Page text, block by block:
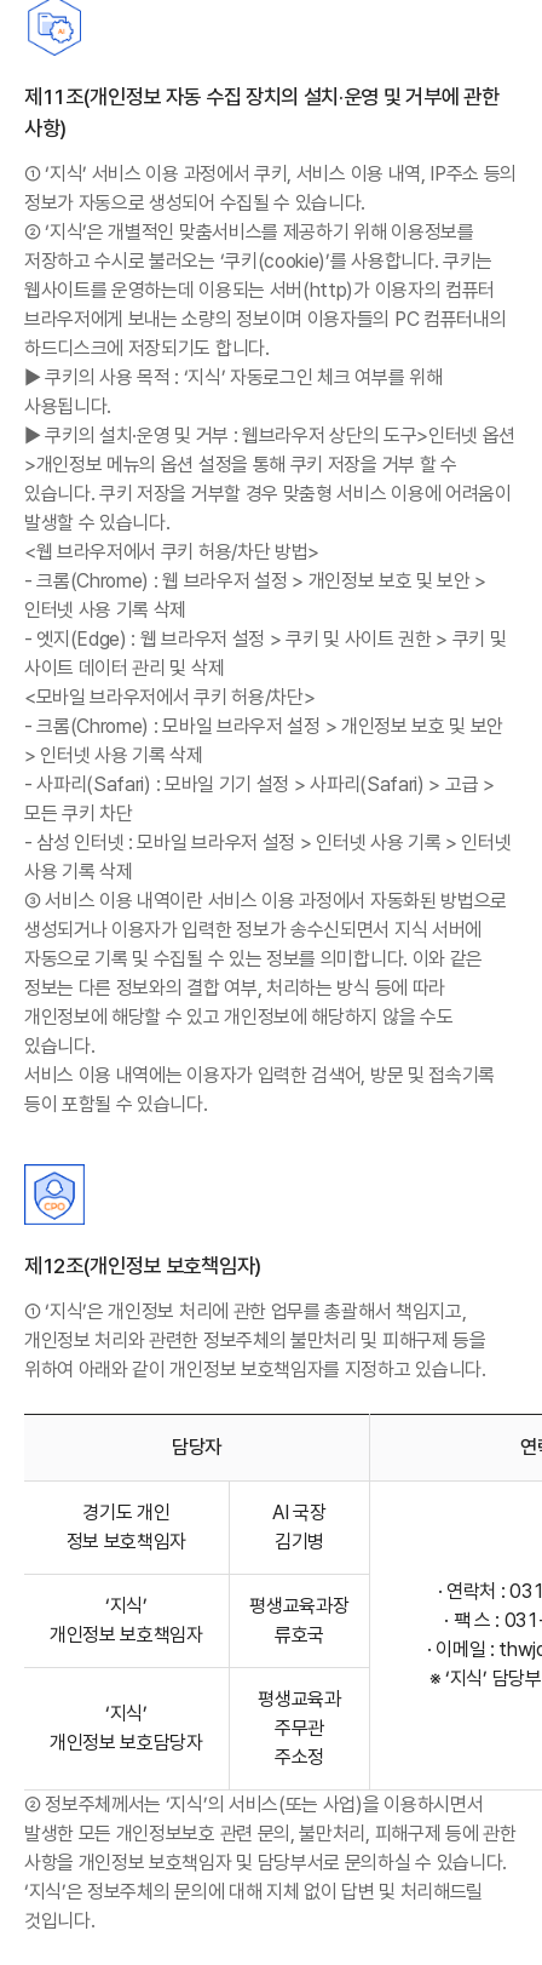
제11조(개인정보 자동 수집 장치의 설치·운영 및 거부에 관한
사항)
① ‘지식’ 서비스 이용 과정에서 쿠키, 서비스 이용 내역, IP주소 등의
정보가 자동으로 생성되어 수집될 수 있습니다.
② ‘지식’은 개별적인 맞춤서비스를 제공하기 위해 이용정보를
저장하고 수시로 불러오는 ‘쿠키(cookie)’를 사용합니다. 쿠키는
웹사이트를 운영하는데 이용되는 서버(http)가 이용자의 컴퓨터
브라우저에게 보내는 소량의 정보이며 이용자들의 PC 컴퓨터내의
하드디스크에 저장되기도 합니다.
▶ 쿠키의 사용 목적 : ‘지식’ 자동로그인 체크 여부를 위해
사용됩니다.
▶ 쿠키의 설치·운영 및 거부 : 웹브라우저 상단의 도구>인터넷 옵션
>개인정보 메뉴의 옵션 설정을 통해 쿠키 저장을 거부 할 수
있습니다. 쿠키 저장을 거부할 경우 맞춤형 서비스 이용에 어려움이
발생할 수 있습니다.
<웹 브라우저에서 쿠키 허용/차단 방법>
- 크롬(Chrome) : 웹 브라우저 설정 > 개인정보 보호 및 보안 >
인터넷 사용 기록 삭제
- 엣지(Edge) : 웹 브라우저 설정 > 쿠키 및 사이트 권한 > 쿠키 및
사이트 데이터 관리 및 삭제
<모바일 브라우저에서 쿠키 허용/차단>
- 크롬(Chrome) : 모바일 브라우저 설정 > 개인정보 보호 및 보안
> 인터넷 사용 기록 삭제
- 사파리(Safari) : 모바일 기기 설정 > 사파리(Safari) > 고급 >
모든 쿠키 차단
- 삼성 인터넷 : 모바일 브라우저 설정 > 인터넷 사용 기록 > 인터넷
사용 기록 삭제
③ 서비스 이용 내역이란 서비스 이용 과정에서 자동화된 방법으로
생성되거나 이용자가 입력한 정보가 송수신되면서 지식 서버에
자동으로 기록 및 수집될 수 있는 정보를 의미합니다. 이와 같은
정보는 다른 정보와의 결합 여부, 처리하는 방식 등에 따라
개인정보에 해당할 수 있고 개인정보에 해당하지 않을 수도
있습니다.
서비스 이용 내역에는 이용자가 입력한 검색어, 방문 및 접속기록
등이 포함될 수 있습니다.
제12조(개인정보 보호책임자)
① ‘지식’은 개인정보 처리에 관한 업무를 총괄해서 책임지고,
개인정보 처리와 관련한 정보주체의 불만처리 및 피해구제 등을
위하여 아래와 같이 개인정보 보호책임자를 지정하고 있습니다.
담당자 연
경기도 개인
정보 보호책임자
AI 국장
김기병
· 연락처 :
· 팩 스 :
· 이메일 :
※ ‘지식’ 담당
‘지식’
개인정보 보호책임자
평생교육과장
류호국
‘지식’
개인정보 보호담당자
평생교육과
주무관
주소정
② 정보주체께서는 ‘지식’의 서비스(또는 사업)을 이용하시면서
발생한 모든 개인정보보호 관련 문의, 불만처리, 피해구제 등에 관한
사항을 개인정보 보호책임자 및 담당부서로 문의하실 수 있습니다.
‘지식’은 정보주체의 문의에 대해 지체 없이 답변 및 처리해드릴
것입니다.